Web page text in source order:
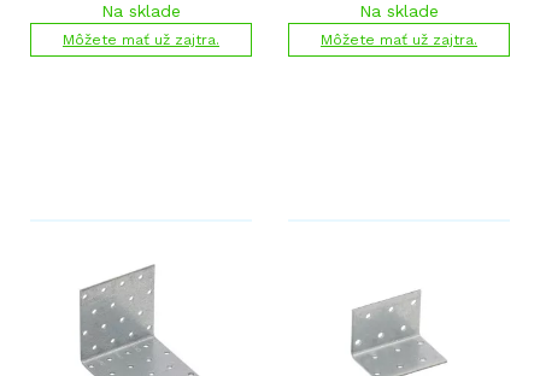
Na sklade
Môžete mať už zajtra.
Na sklade
Môžete mať už zajtra.